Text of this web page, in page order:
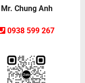
Mr. Chung Anh
0938 599 267